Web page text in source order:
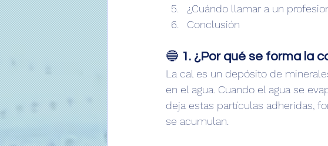
¿Cuándo llamar a un
Conclusión
🔵 1. ¿Por qué se forma la
La cal es un depósito de
en el agua. Cuando el agua se
deja estas partículas adheridas,
se acumulan.